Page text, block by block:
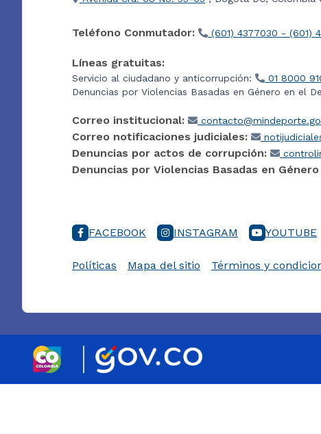
Teléfono Conmutador: (601) 4377030 - (601)
Líneas gratuitas:
Servicio al ciudadano y anticorrupción:
01 8000
Denuncias por Violencias Basadas en Género en el
Correo institucional:
Correo notificaciones judiciales:
Denuncias por actos de corrupción:
Denuncias por Violencias Basadas en
FACEBOOK INSTAGRAM YOUTUBE
Políticas Mapa del sitio Términos y